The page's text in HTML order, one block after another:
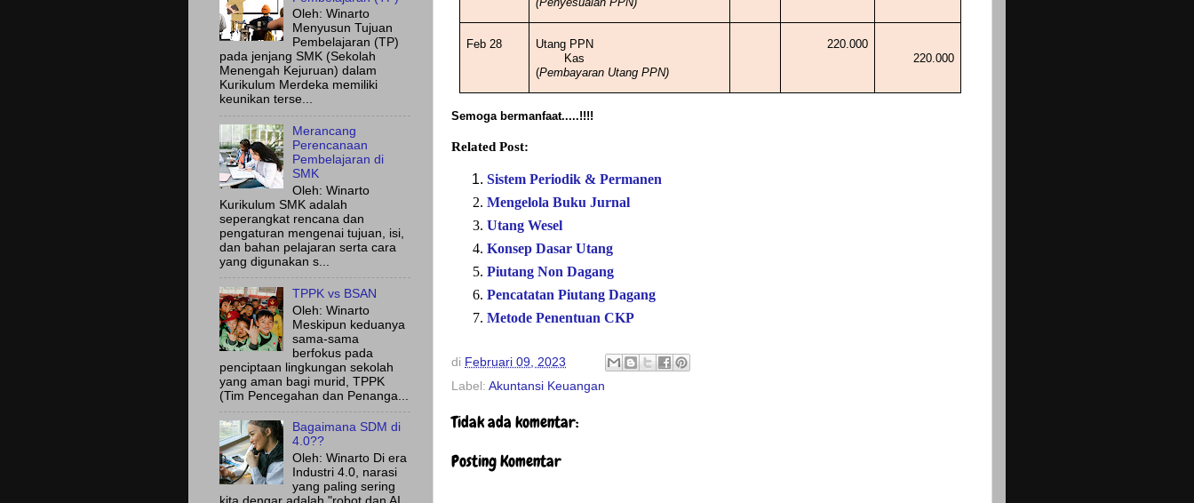
Feb 28
Utang PPN
Kas
(Pembayaran Utang PPN)
220.000
220.000
Semoga bermanfaat.....!!!!
Related Post:
Sistem Periodik & Permanen
Mengelola Buku Jurnal
Utang Wesel
Konsep Dasar Utang
Piutang Non Dagang
Pencatatan Piutang Dagang
Metode Penentuan CKP
di Februari 09, 2023
Label: Akuntansi Keuangan
Tidak ada komentar:
Posting Komentar
Oleh: Winarto
Menyusun Tujuan
Pembelajaran (TP)
pada jenjang SMK (Sekolah
Menengah Kejuruan) dalam
Kurikulum Merdeka memiliki
keunikan terse...
Merancang
Perencanaan
Pembelajaran di
SMK
Oleh: Winarto
Kurikulum SMK adalah
seperangkat rencana dan
pengaturan mengenai tujuan, isi,
dan bahan pelajaran serta cara
yang digunakan s...
TPPK vs BSAN
Oleh: Winarto
Meskipun keduanya
sama-sama
berfokus pada
penciptaan lingkungan sekolah
yang aman bagi murid, TPPK
(Tim Pencegahan dan Penanga...
Bagaimana SDM di
4.0??
Oleh: Winarto Di era
Industri 4.0, narasi
yang paling sering